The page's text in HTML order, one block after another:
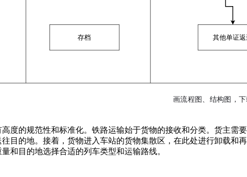
度的规范性和标准化。铁路运输始于货物的接收和分类。货主需
目的地。接着，货物进入车站的货物集散区，在此处进行卸载和
和目的地选择合适的列车类型和运输路线。